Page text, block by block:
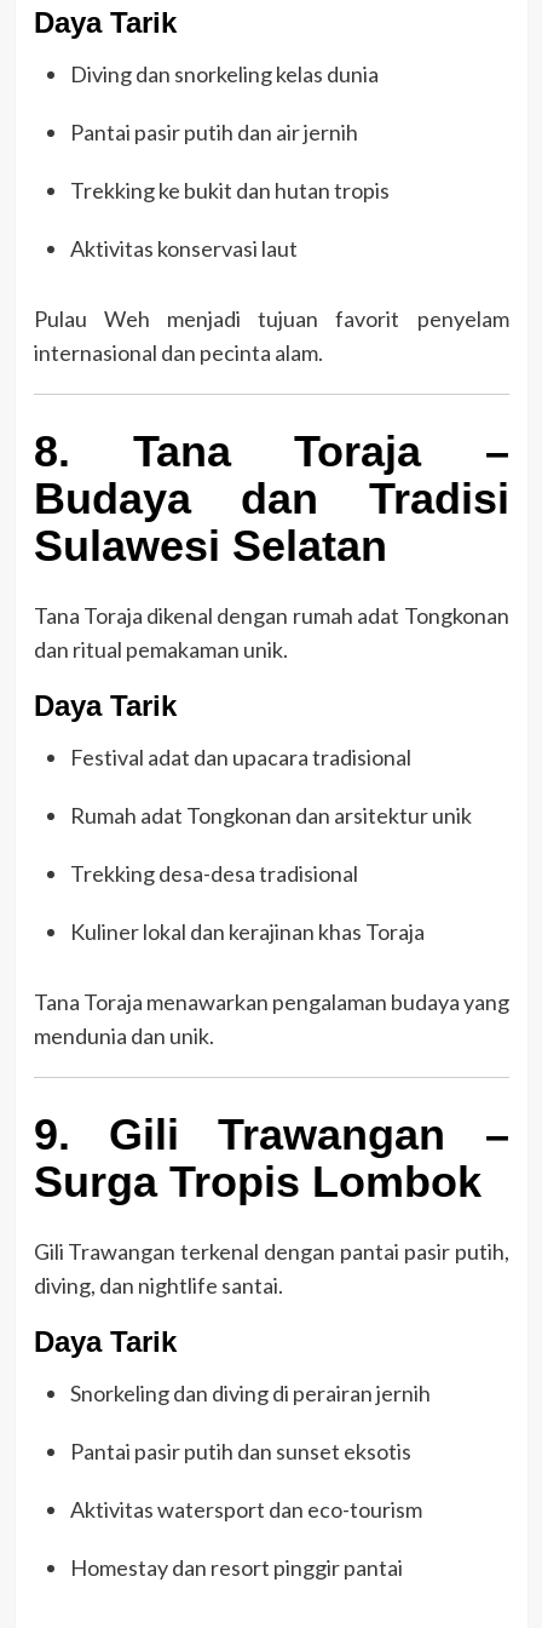
Daya Tarik
Diving dan snorkeling kelas dunia
Pantai pasir putih dan air jernih
Trekking ke bukit dan hutan tropis
Aktivitas konservasi laut
Pulau Weh menjadi tujuan favorit penyelam
internasional dan pecinta alam.
8. Tana Toraja –
Budaya dan Tradisi
Sulawesi Selatan
Tana Toraja dikenal dengan rumah adat Tongkonan
dan ritual pemakaman unik.
Daya Tarik
Festival adat dan upacara tradisional
Rumah adat Tongkonan dan arsitektur unik
Trekking desa-desa tradisional
Kuliner lokal dan kerajinan khas Toraja
Tana Toraja menawarkan pengalaman budaya yang
mendunia dan unik.
9. Gili Trawangan –
Surga Tropis Lombok
Gili Trawangan terkenal dengan pantai pasir putih,
diving, dan nightlife santai.
Daya Tarik
Snorkeling dan diving di perairan jernih
Pantai pasir putih dan sunset eksotis
Aktivitas watersport dan eco-tourism
Homestay dan resort pinggir pantai